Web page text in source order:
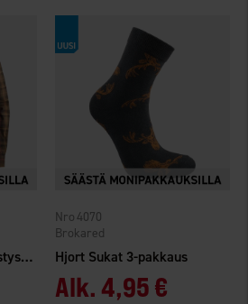
Vännäs Miesten Metsästyspaita Hjort Sukat 3-pakkaus
Brokared
4070
Alk. 4,95 €